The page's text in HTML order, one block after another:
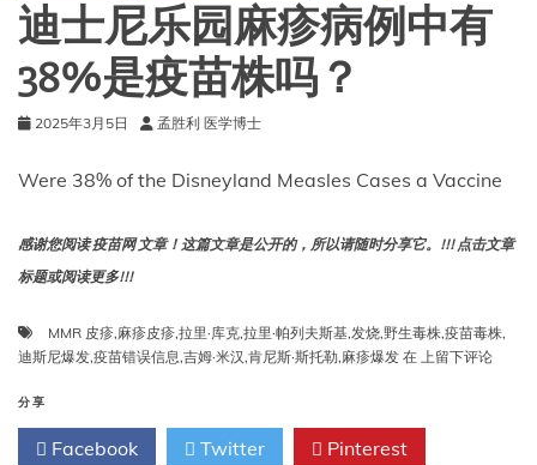
迪士尼乐园麻疹病例中有
38%是疫苗株吗？
2025年3月5日 孟胜利 医学博士
Were 38% of the Disneyland Measles Cases a Vaccine
感谢您阅读 疫苗网 文章！这篇文章是公开的，所以请随时分享它。!!! 点击文章
标题或阅读更多!!!
MMR 皮疹,麻疹皮疹,拉里·库克,拉里·帕列夫斯基,发烧,野生毒株,疫苗毒株,
迪斯尼爆发,疫苗错误信息,吉姆·米汉,肯尼斯·斯托勒,麻疹爆发 在 迪
乐
上留下评论
分享
Facebook Twitter Pinterest